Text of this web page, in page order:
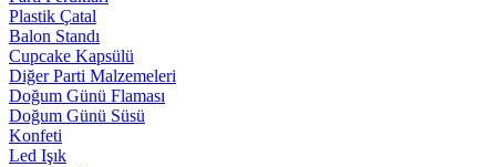
Plastik Çatal
Balon Standı
Cupcake Kapsülü
Diğer Parti Malzemeleri
Doğum Günü Flaması
Doğum Günü Süsü
Konfeti
Led Işık